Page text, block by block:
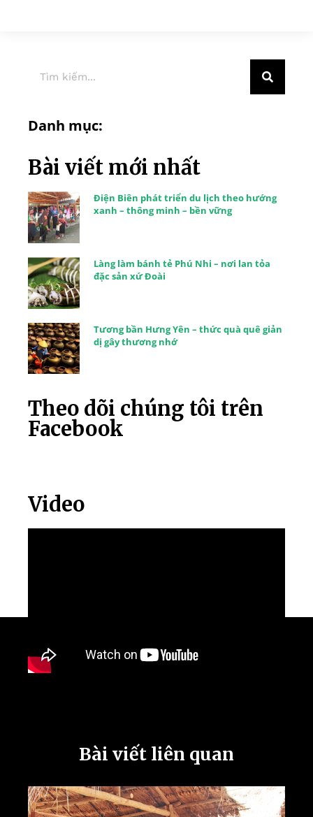
Danh mục:
Bài viết mới nhất
Điện Biên phát triển du lịch theo hướng
xanh – thông minh – bền vững
Làng làm bánh tẻ Phú Nhi – nơi lan tỏa
đặc sản xứ Đoài
Tương bần Hưng Yên – thức quà quê giản
dị gây thương nhớ
Theo dõi chúng tôi trên
Facebook
Video
Bài viết liên quan